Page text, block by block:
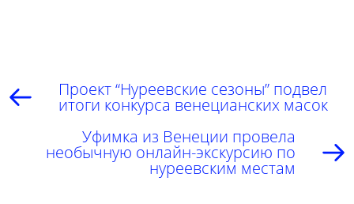
Проект “Нуреевские сезоны” подвел
итоги конкурса венецианских масок
Уфимка из Венеции провела
необычную онлайн-экскурсию по
нуреевским местам